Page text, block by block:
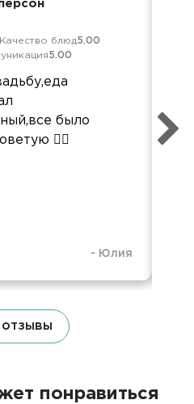
Качество блюд5.00
5.00
было
👍🏻
- Юлия
отзывы
понравиться